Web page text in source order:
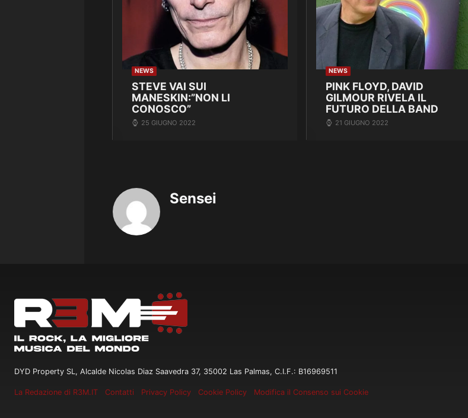
NEWS
STEVE VAI SUI
MANESKIN:”NON LI
CONOSCO”
25 GIUGNO 2022
NEWS
PINK FLOYD, DAVID
GILMOUR RIVELA IL
FUTURO DELLA BAND
21 GIUGNO 2022
Sensei
DYD Property SL, Alcalde Nicolas Diaz Saavedra 37, 35002 Las Palmas, C.I.F.: B16969511
La Redazione di R3M.IT Contatti Privacy Policy Cookie Policy Modifica il Consenso sui Cookie